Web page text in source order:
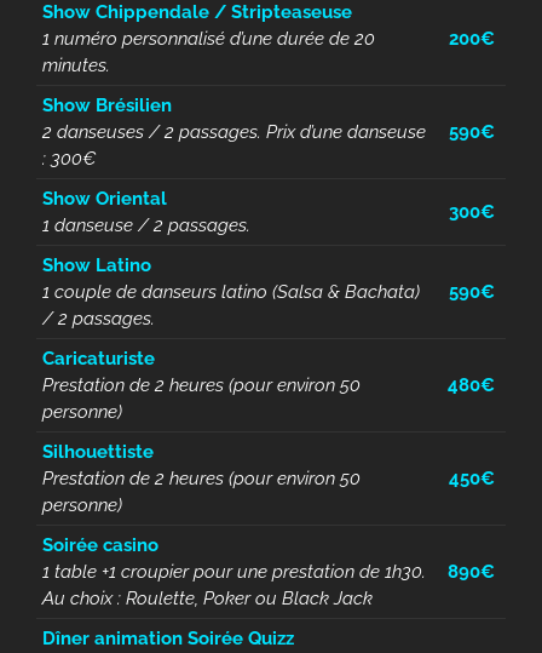
Show Chippendale / Stripteaseuse
1 numéro personnalisé d’une durée de 20
minutes.
200€
Show Brésilien
2 danseuses / 2 passages. Prix d’une danseuse
: 300€
590€
Show Oriental
1 danseuse / 2 passages.
300€
Show Latino
1 couple de danseurs latino (Salsa & Bachata)
/ 2 passages.
590€
Caricaturiste
Prestation de 2 heures (pour environ 50
personne)
480€
Silhouettiste
Prestation de 2 heures (pour environ 50
personne)
450€
Soirée casino
1 table +1 croupier pour une prestation de 1h30.
Au choix : Roulette, Poker ou Black Jack
890€
Dîner animation Soirée Quizz